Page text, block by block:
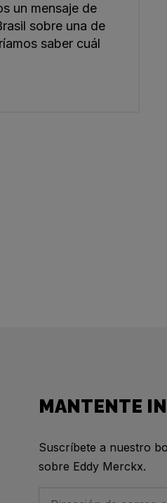
un mensaje de
sobre una de
saber cuál
MANTENTE
Suscríbete a nuestro
sobre Eddy Merckx.